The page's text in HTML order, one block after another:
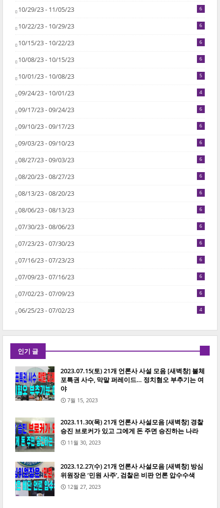
10/29/23 - 11/05/23 6
10/22/23 - 10/29/23 6
10/15/23 - 10/22/23 6
10/08/23 - 10/15/23 6
10/01/23 - 10/08/23 5
09/24/23 - 10/01/23 4
09/17/23 - 09/24/23 6
09/10/23 - 09/17/23 6
09/03/23 - 09/10/23 6
08/27/23 - 09/03/23 6
08/20/23 - 08/27/23 6
08/13/23 - 08/20/23 6
08/06/23 - 08/13/23 6
07/30/23 - 08/06/23 6
07/23/23 - 07/30/23 6
07/16/23 - 07/23/23 6
07/09/23 - 07/16/23 6
07/02/23 - 07/09/23 6
06/25/23 - 07/02/23 4
인기 글
2023.07.15(토) 21개 언론사 사설 모음 [새벽창] 불체
포특권 사수, 막말 퍼레이드… 정치혐오 부추기는 여
야
7월 15, 2023
2023.11.30(목) 21개 언론사 사설모음 [새벽창] 경찰
승진 브로커가 있고 그에게 돈 주면 승진하는 나라
11월 30, 2023
2023.12.27(수) 21개 언론사 사설모음 [새벽창] 방심
위원장은 ‘민원 사주’, 검찰은 비판 언론 압수수색
12월 27, 2023